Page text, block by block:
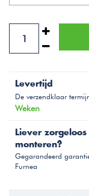
Levertijd
De verzendklaar
Weken
Liever
monteren?
Gegarandeerd
Furnea